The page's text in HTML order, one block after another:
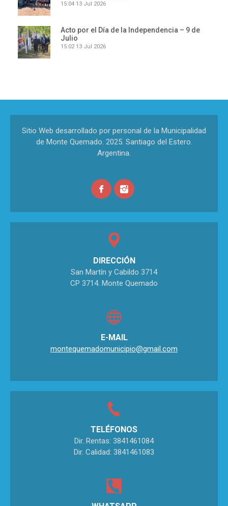
15:04 13 Jul 2026
Acto por el Día de la Independencia – 9 de
Julio
15:02 13 Jul 2026
Sitio Web desarrollado por personal de la Municipalidad
de Monte Quemado. 2025. Santiago del Estero.
Argentina.
DIRECCIÓN
San Martín y Cabildo 3714
CP 3714. Monte Quemado
E-MAIL
montequemadomunicipio@gmail.com
TELÉFONOS
Dir. Rentas: 3841461084
Dir. Calidad: 3841461083